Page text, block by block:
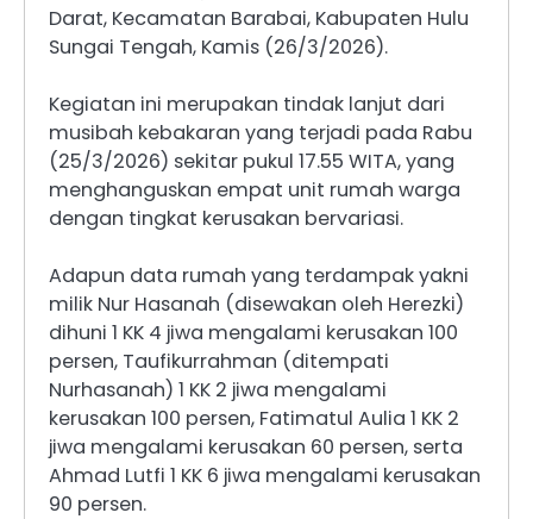
Darat, Kecamatan Barabai, Kabupaten Hulu
Sungai Tengah, Kamis (26/3/2026).
Kegiatan ini merupakan tindak lanjut dari
musibah kebakaran yang terjadi pada Rabu
(25/3/2026) sekitar pukul 17.55 WITA, yang
menghanguskan empat unit rumah warga
dengan tingkat kerusakan bervariasi.
Adapun data rumah yang terdampak yakni
milik Nur Hasanah (disewakan oleh Herezki)
dihuni 1 KK 4 jiwa mengalami kerusakan 100
persen, Taufikurrahman (ditempati
Nurhasanah) 1 KK 2 jiwa mengalami
kerusakan 100 persen, Fatimatul Aulia 1 KK 2
jiwa mengalami kerusakan 60 persen, serta
Ahmad Lutfi 1 KK 6 jiwa mengalami kerusakan
90 persen.